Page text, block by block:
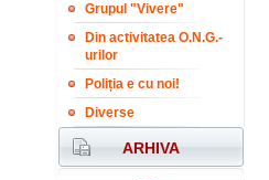
Grupul "Vivere"
Din activitatea O.N.G.-
urilor
Poliția e cu noi!
Diverse
ARHIVA